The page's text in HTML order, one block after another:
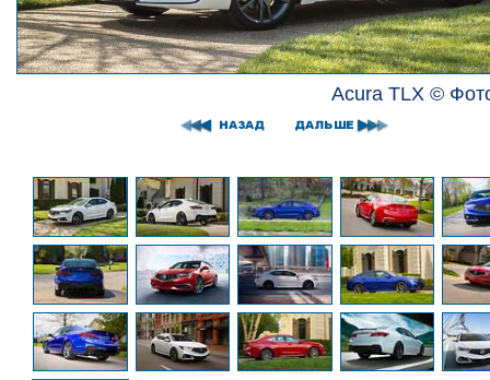
Acura TLX ©